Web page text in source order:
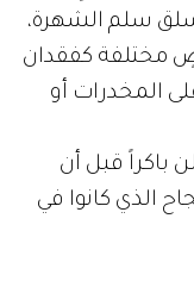
سلم الشهرة،
مختلفة كفقدان
المخدرات أو
رحلن باكراً قبل أن
الذي كانوا في